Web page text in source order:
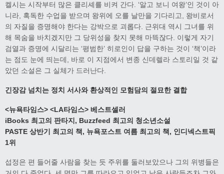
켈시는 시작부터 많은 클리셰를 비켜 간다. ‘알고 보니 여왕’인 것이 아
니라, 혹독한 수업을 받으며 왕위에 오를 날만을 기다리고, 왕비로서
의 자질을 증명해야 한다는 강박으로 괴롭다. 근위대 역시 그녀를 위
해 목숨을 바치겠지만 그 당위성을 찾지 못해 마뜩잖다. 이렇게 자기
검열과 증명에 시달리는 ‘평범한’ 히로인이 답을 구하는 것이 ‘책’이라
는 점도 눈에 띄는데, 바로 이 지점에서 변종 신데렐라 스토리일 것 같
았던 소설은 그 실체가 드러난다.
긴장감 넘치는 정치 서사와 환상적인 모험담의 절묘한 결합
<뉴욕타임스> <LA타임스> 베스트셀러
iBooks 최고의 판타지 , Buzzfeed 최고의 청소년소설
PASTE 상반기 최고의 책, 뉴욕포스트 여름 최고의 책, 인디넥스트픽
1위
섭정은 편 들어줄 사람을 찾는 듯 주위를 둘러보았으나 그의 위병들은